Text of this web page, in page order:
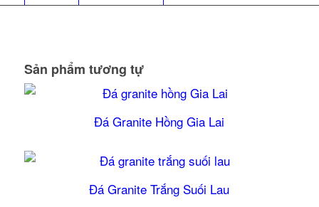
Sản phẩm tương tự
Đá Granite Hồng Gia Lai
Đá Granite Trắng Suối Lau